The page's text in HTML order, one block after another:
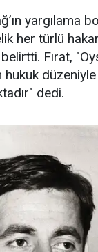
yargılama
her türlü
Fırat,
hukuk
dedi.